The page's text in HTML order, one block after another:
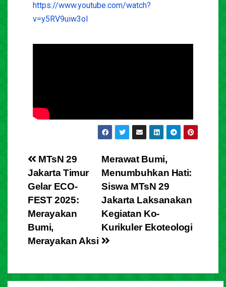
https://www.youtube.com/watch?
v=y5RV9uiw3oI
Merawat Bumi,
Menumbuhkan Hati:
Siswa MTsN 29
Jakarta Laksanakan
Kegiatan Ko-
Kurikuler Ekoteologi
MTsN 29
Jakarta Timur
Gelar ECO-
FEST 2025:
Merayakan
Bumi,
Merayakan Aksi